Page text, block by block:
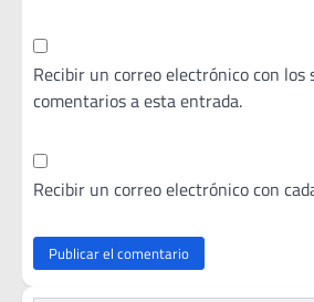
Recibir un correo electrónico con los
comentarios a esta entrada.
Recibir un correo electrónico con